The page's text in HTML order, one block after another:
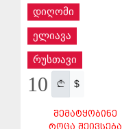
დიღომი
ელიავა
რუსთავი
10 $
ᲨᲔᲛᲐᲢᲧᲝᲑᲘᲜᲔ
ᲠᲝᲪᲐ ᲨᲔᲘᲕᲡᲔᲑᲐ